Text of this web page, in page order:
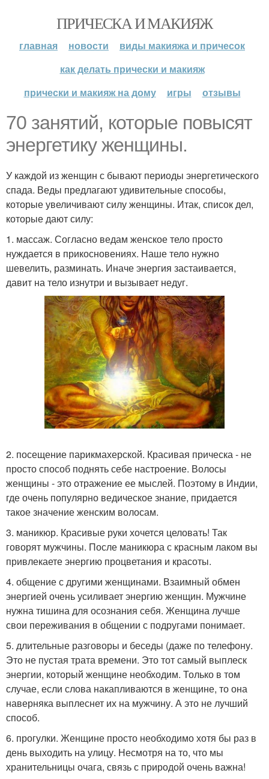
ПРИЧЕСКА И МАКИЯЖ
главная новости
виды макияжа и причесок
как делать прически и макияж
прически и макияж на дому
игры отзывы
70 занятий, которые повысят
энергетику женщины.
У каждой из женщин с бывают периоды энергетического
спада. Веды предлагают удивительные способы,
которые увеличивают силу женщины. Итак, список дел,
которые дают силу:
1. массаж. Согласно ведам женское тело просто
нуждается в прикосновениях. Наше тело нужно
шевелить, разминать. Иначе энергия застаивается,
давит на тело изнутри и вызывает недуг.
2. посещение парикмахерской. Красивая прическа - не
просто способ поднять себе настроение. Волосы
женщины - это отражение ее мыслей. Поэтому в Индии,
где очень популярно ведическое знание, придается
такое значение женским волосам.
3. маникюр. Красивые руки хочется целовать! Так
говорят мужчины. После маникюра с красным лаком вы
привлекаете энергию процветания и красоты.
4. общение с другими женщинами. Взаимный обмен
энергией очень усиливает энергию женщин. Мужчине
нужна тишина для осознания себя. Женщина лучше
свои переживания в общении с подругами понимает.
5. длительные разговоры и беседы (даже по телефону.
Это не пустая трата времени. Это тот самый выплеск
энергии, который женщине необходим. Только в том
случае, если слова накапливаются в женщине, то она
наверняка выплеснет их на мужчину. А это не лучший
способ.
6. прогулки. Женщине просто необходимо хотя бы раз в
день выходить на улицу. Несмотря на то, что мы
хранительницы очага, связь с природой очень важна!